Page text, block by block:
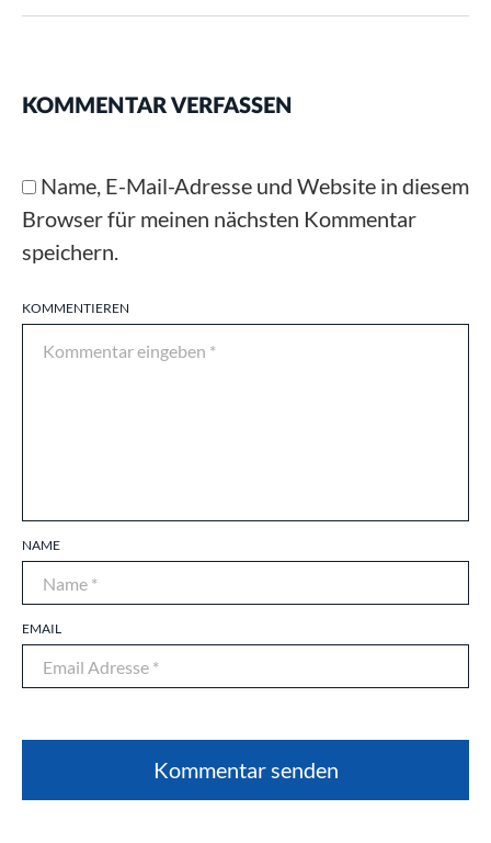
KOMMENTAR VERFASSEN
KOMMENTIEREN
NAME
EMAIL
Name, E-Mail-Adresse und Website in diesem
Browser für meinen nächsten Kommentar
speichern.